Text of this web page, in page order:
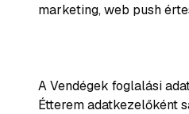
marketing, web push
A Vendégek foglalási
Étterem adatkezelőként